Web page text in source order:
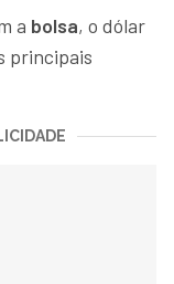
a bolsa, o dólar
principais